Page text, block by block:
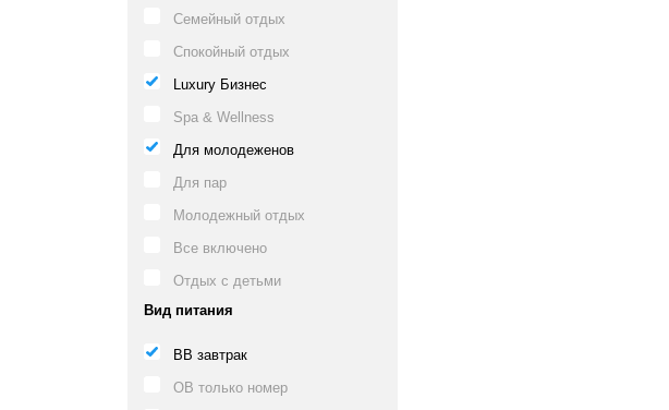
Семейный отдых
Спокойный отдых
Luxury Бизнес
Spa & Wellness
Для молодеженов
Для пар
Молодежный отдых
Все включено
Отдых с детьми
Вид питания
BB завтрак
OB только номер